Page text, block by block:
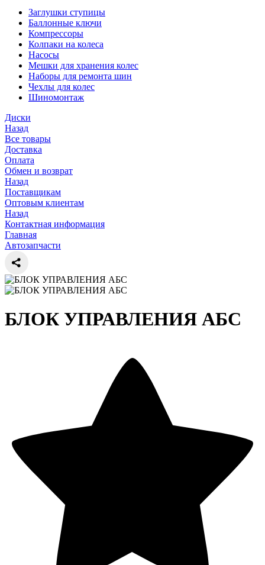
Заглушки ступицы
Баллонные ключи
Компрессоры
Колпаки на колеса
Насосы
Мешки для хранения колес
Наборы для ремонта шин
Чехлы для колес
Шиномонтаж
Диски
Назад
Все товары
Доставка
Оплата
Обмен и возврат
Назад
Поставщикам
Оптовым клиентам
Назад
Контактная информация
Главная
Автозапчасти
БЛОК УПРАВЛЕНИЯ АБС